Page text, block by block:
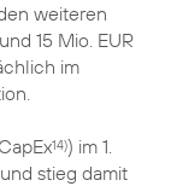
weiteren
15 Mio. EUR
im
14)) im 1.
stieg damit